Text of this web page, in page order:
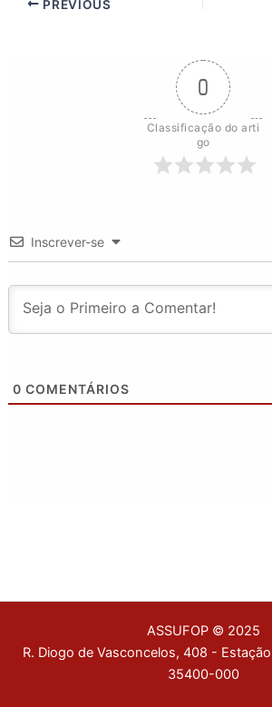
PREVIOUS
0
Classificação do arti
go
Inscrever-se
0 COMENTÁRIOS
ASSUFOP © 2025
R. Diogo de Vasconcelos, 408 -
35400-000